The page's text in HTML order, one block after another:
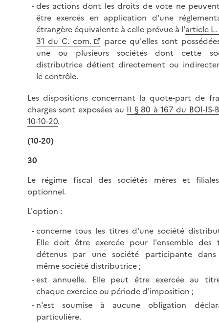
des actions dont les droits de vote ne
être exercés en application d'une
étrangère équivalente à celle prévue à l'article
31 du C. com.
parce qu'elles sont
une ou plusieurs sociétés dont cette
distributrice détient directement ou
le contrôle.
Les dispositions concernant la quote-part de
charges sont exposées au II § 80 à 167 du BOI-IS-
10-10-20.
(10-20)
30
Le régime fiscal des sociétés mères et
optionnel.
L'option :
concerne tous les titres d'une société
Elle doit être exercée pour l'ensemble des
détenus par une société participante
même société distributrice ;
est annuelle. Elle peut être exercée au
chaque exercice ou période d'imposition ;
n'est soumise à aucune obligation
particulière.